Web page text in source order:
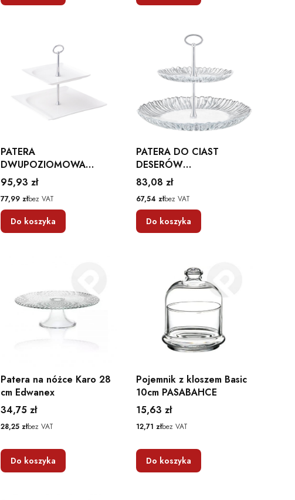
PATERA
DWUPOZIOMOWA
MONACO 25,5 X 25,5
CM AMBITION
Cena
95,93 zł
Cena
77,99 złbez VAT
Do koszyka
PATERA DO CIAST
DESERÓW
DWUPOZIOMOWA
AURORA AMBITION
Cena
83,08 zł
Cena
67,54 złbez VAT
Do koszyka
Patera na nóżce Karo 28
cm Edwanex
Cena
34,75 zł
Cena
28,25 złbez VAT
Do koszyka
Pojemnik z kloszem Basic
10cm PASABAHCE
Cena
15,63 zł
Cena
12,71 złbez VAT
Do koszyka